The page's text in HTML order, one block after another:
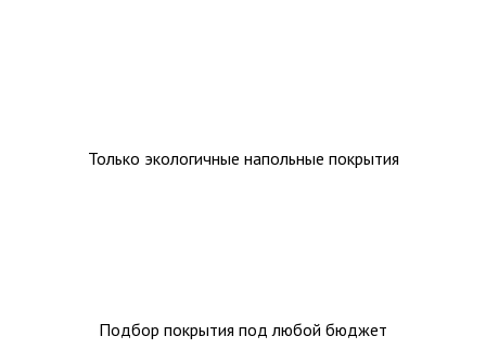
Только экологичные напольные покрытия
Подбор покрытия под любой бюджет